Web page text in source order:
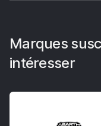
Marques
intéresser